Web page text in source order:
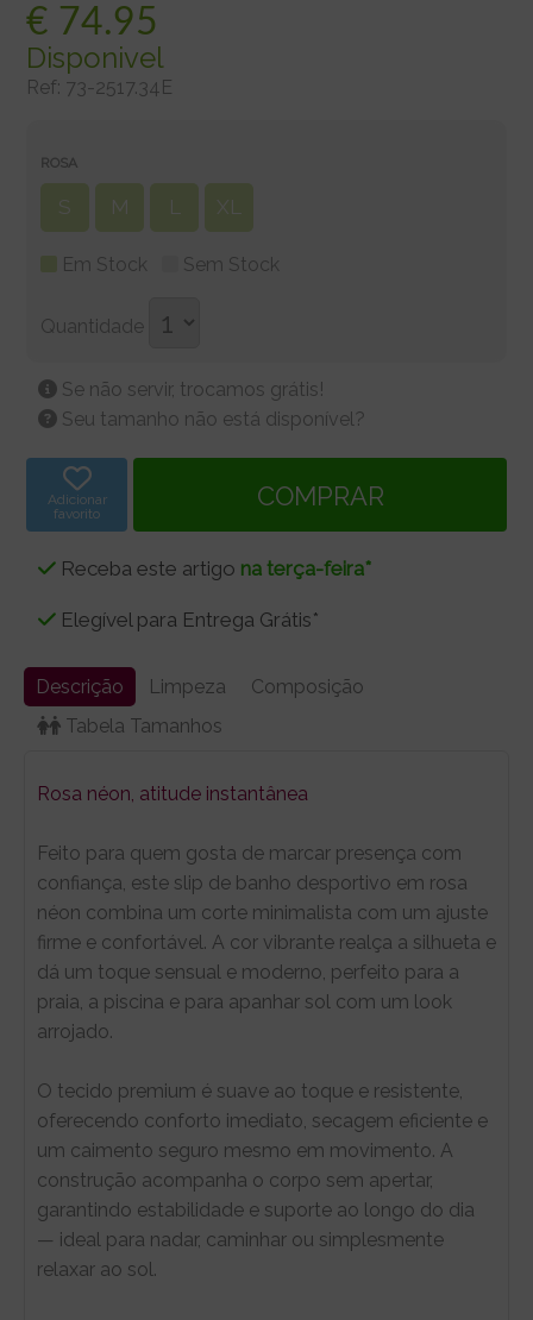
€ 74.95
Disponivel
Ref: 73-2517.34E
ROSA
S M L XL
Em Stock Sem Stock
Quantidade
Se não servir, trocamos grátis!
Seu tamanho não está disponível?
Adicionar
favorito
Receba este artigo na terça-feira*
Elegível para Entrega Grátis*
Descrição Limpeza
Composição
Tabela Tamanhos
Rosa néon, atitude instantânea
Feito para quem gosta de marcar presença com
confiança, este slip de banho desportivo em rosa
néon combina um corte minimalista com um ajuste
firme e confortável. A cor vibrante realça a silhueta e
dá um toque sensual e moderno, perfeito para a
praia, a piscina e para apanhar sol com um look
arrojado.
O tecido premium é suave ao toque e resistente,
oferecendo conforto imediato, secagem eficiente e
um caimento seguro mesmo em movimento. A
construção acompanha o corpo sem apertar,
garantindo estabilidade e suporte ao longo do dia
— ideal para nadar, caminhar ou simplesmente
relaxar ao sol.